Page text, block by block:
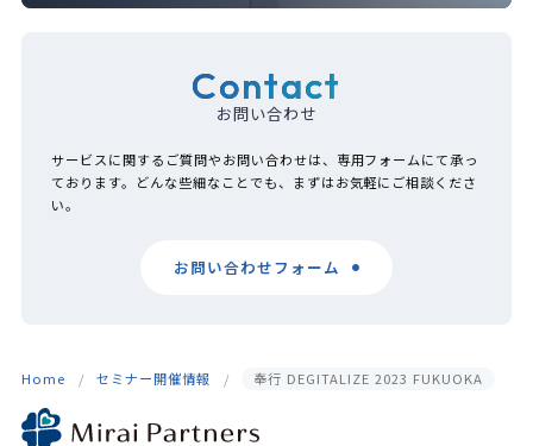
Contact
お問い合わせ
サービスに関するご質問やお問い合わせは、専用フォームにて承っ
ております。どんな些細なことでも、まずはお気軽にご相談くださ
い。
お問い合わせフォーム
Home セミナー開催情報 奉行 DEGITALIZE 2023 FUKUOKA